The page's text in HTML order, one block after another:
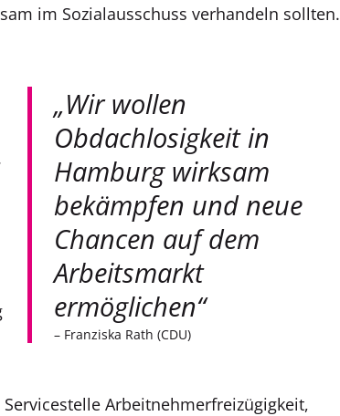
im Sozialausschuss verhandeln sollten.
„Wir wollen
Obdachlosigkeit in
Hamburg wirksam
bekämpfen und neue
Chancen auf dem
Arbeitsmarkt
ermöglichen“
– Franziska Rath (CDU)
Arbeitnehmerfreizügigkeit,